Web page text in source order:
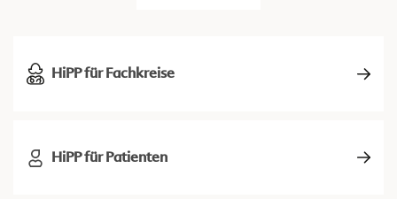
HiPP für Fachkreise
HiPP für Patienten